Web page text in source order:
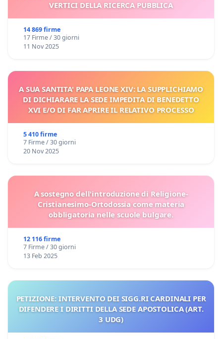
VERTICI DELLA RICERCA PUBBLICA
14 869 firme
17 Firme / 30 giorni
11 Nov 2025
A SUA SANTITA' PAPA LEONE XIV: LA SUPPLICHIAMO
DI DICHIARARE LA SEDE IMPEDITA DI BENEDETTO
XVI E/O DI FAR APRIRE IL RELATIVO PROCESSO
5 410 firme
7 Firme / 30 giorni
20 Nov 2025
A sostegno dell'introduzione di Religione-
Cristianesimo-Ortodossia come materia
obbligatoria nelle scuole bulgare.
12 116 firme
7 Firme / 30 giorni
13 Feb 2025
PETIZIONE: INTERVENTO DEI SIGG.RI CARDINALI PER
DIFENDERE I DIRITTI DELLA SEDE APOSTOLICA (ART.
3 UDG)